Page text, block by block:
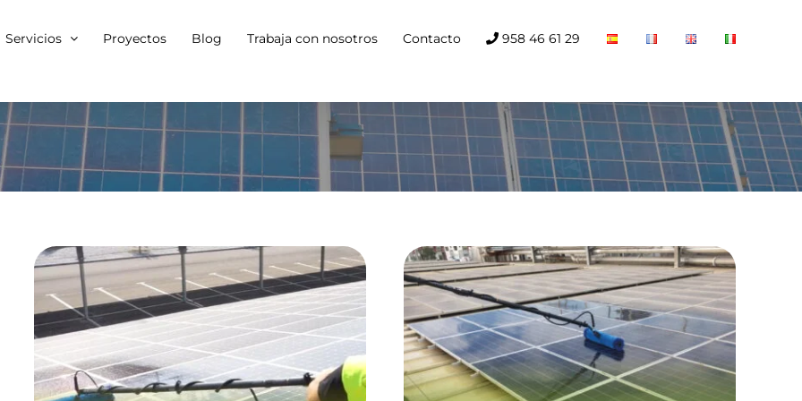
Servicios Proyectos Blog Trabaja con nosotros Contacto 958 46 61 29
Servicio de
Operaciones y
Mantenimiento en el
Servicio de
Operaciones y
Mantenimiento en el